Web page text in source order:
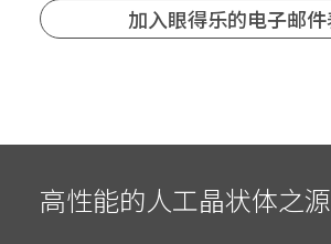
高性能的人工晶状体之源